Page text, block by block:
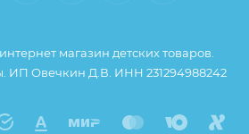
магазин детских товаров.
ИП Овечкин Д.В. ИНН 231294988242